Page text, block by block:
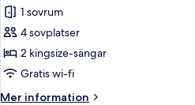
Two
Bedroom
Suite
1 sovrum
4 sovplatser
2 kingsize-sängar
Gratis wi-fi
Mer information
Mer